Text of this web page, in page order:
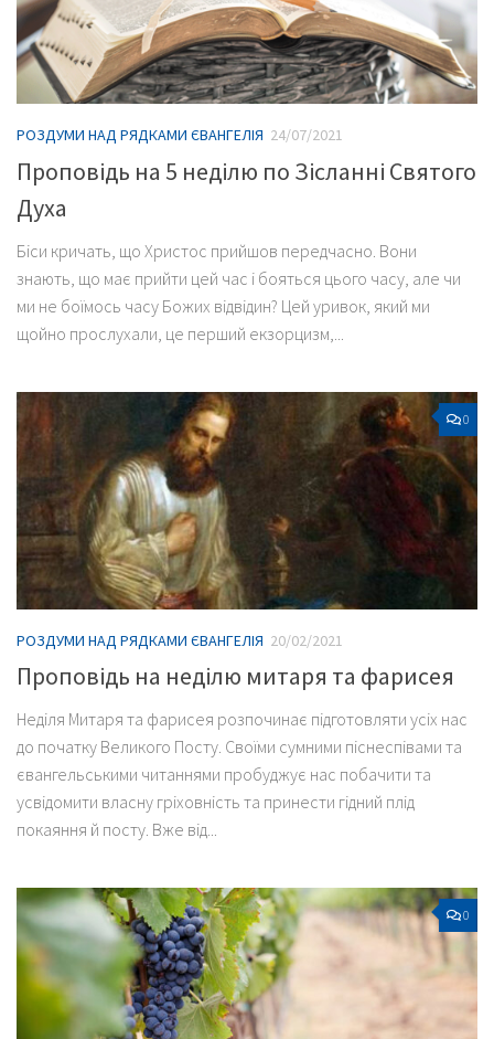
РОЗДУМИ НАД РЯДКАМИ ЄВАНГЕЛІЯ 24/07/2021
Проповідь на 5 неділю по Зісланні Святого
Духа
Біси кричать, що Христос прийшов передчасно. Вони
знають, що має прийти цей час і бояться цього часу, але чи
ми не боїмось часу Божих відвідин? Цей уривок, який ми
щойно прослухали, це перший екзорцизм,...
0
РОЗДУМИ НАД РЯДКАМИ ЄВАНГЕЛІЯ 20/02/2021
Проповідь на неділю митаря та фарисея
Неділя Митаря та фарисея розпочинає підготовляти усіх нас
до початку Великого Посту. Своїми сумними піснеспівами та
євангельськими читаннями пробуджує нас побачити та
усвідомити власну гріховність та принести гідний плід
покаяння й посту. Вже від...
0